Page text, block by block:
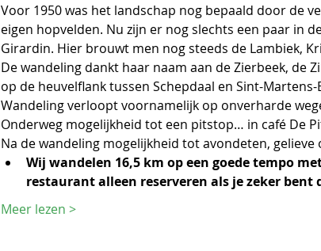
Voor 1950 was het landschap nog bepaald door de
eigen hopvelden. Nu zijn er nog slechts een paar in
Girardin. Hier brouwt men nog steeds de Lambiek,
De wandeling dankt haar naam aan de Zierbeek, de
op de heuvelflank tussen Schepdaal en Sint-
Wandeling verloopt voornamelijk op onverharde
Onderweg mogelijkheid tot een pitstop… in café De
Na de wandeling mogelijkheid tot avondeten,
Wij wandelen 16,5 km op een goede tempo
restaurant alleen reserveren als je zeker bent
Meer lezen >